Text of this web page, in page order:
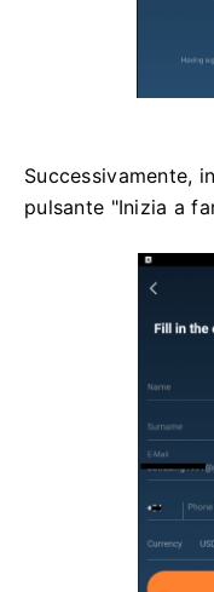
Successivamente,
pulsante "Inizia a